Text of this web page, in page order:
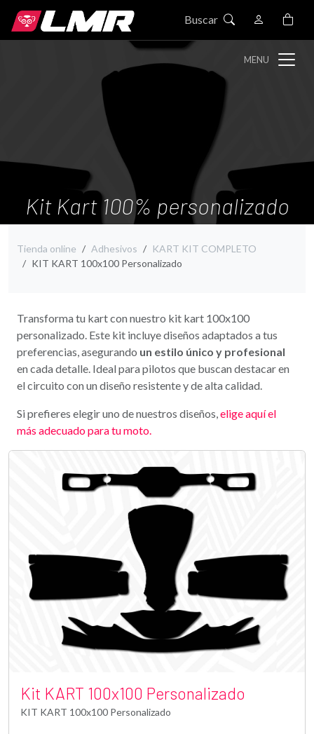
Buscar
MENU
Kit Kart 100% personalizado
Tienda online Adhesivos
KART KIT COMPLETO
KIT KART 100x100 Personalizado
Transforma tu kart con nuestro kit kart 100x100
personalizado. Este kit incluye diseños adaptados a tus
preferencias, asegurando un estilo único y profesional
en cada detalle. Ideal para pilotos que buscan destacar en
el circuito con un diseño resistente y de alta calidad.
Si prefieres elegir uno de nuestros diseños,elige aquí el
más adecuado para tu moto.
Kit KART 100x100 Personalizado
KIT KART 100x100 Personalizado